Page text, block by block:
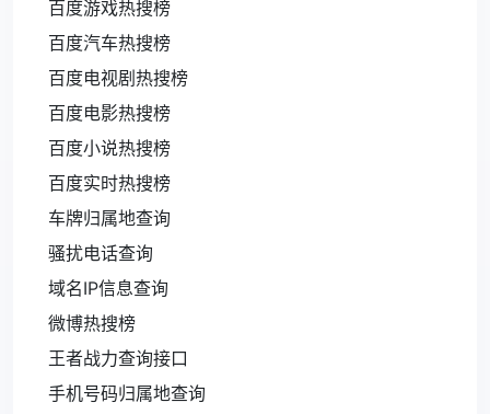
百度游戏热搜榜
百度汽车热搜榜
百度电视剧热搜榜
百度电影热搜榜
百度小说热搜榜
百度实时热搜榜
车牌归属地查询
骚扰电话查询
域名IP信息查询
微博热搜榜
王者战力查询接口
手机号码归属地查询